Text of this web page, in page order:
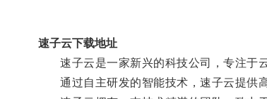
速子云下载地址
速子云是一家新兴的科技公司，专注于云
通过自主研发的智能技术，速子云提供高